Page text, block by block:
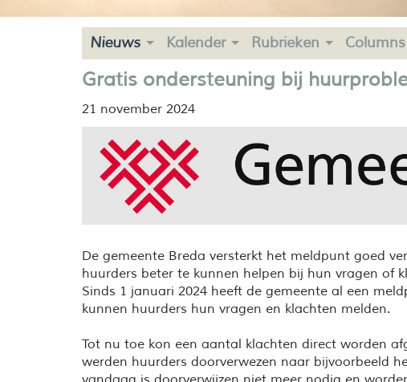
Nieuws Kalender Rubrieken Columns
Gratis ondersteuning bij
21 november 2024
De gemeente Breda versterkt het meldpunt goed
huurders beter te kunnen helpen bij hun vragen of
Sinds 1 januari 2024 heeft de gemeente al een
kunnen huurders hun vragen en klachten melden.
Tot nu toe kon een aantal klachten direct worden
werden huurders doorverwezen naar bijvoorbeeld